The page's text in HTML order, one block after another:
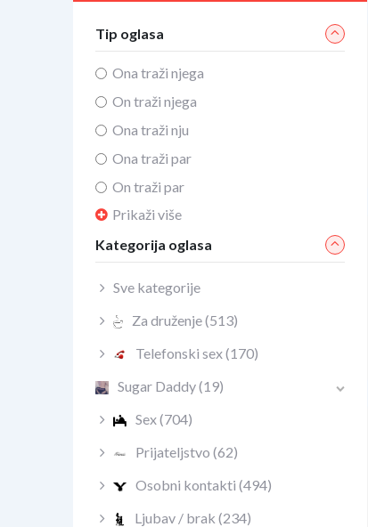
Tip oglasa
Ona traži njega
On traži njega
Ona traži nju
Ona traži par
On traži par
Prikaži više
Kategorija oglasa
Sve kategorije
Za druženje(513)
Telefonski sex(170)
Sugar Daddy(19)
Sex(704)
Prijateljstvo (62)
Osobni kontakti (494)
Ljubav / brak(234)